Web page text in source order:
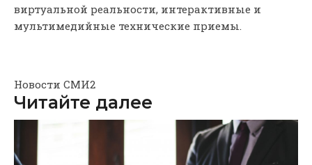
виртуальной реальности, интерактивные и
мультимедийные технические приемы.
Новости СМИ2
Читайте далее